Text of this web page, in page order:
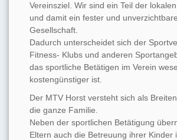
Vereinsziel. Wir sind ein Teil der
und damit ein fester und
Gesellschaft.
Dadurch unterscheidet sich der
Fitness- Klubs und anderen
das sportliche Betätigen im Verein
kostengünstiger ist.
Der MTV Horst versteht sich als
die ganze Familie.
Neben der sportlichen Betätigung
Eltern auch die Betreuung ihrer Kinder